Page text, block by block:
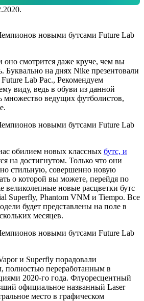
смотрится даже круче, чем вы
Буквально на днях Nike презентовали
Lab Pac., Рекомендуем
виду, ведь в обуви из данной
множество ведущих футболистов,
обилием новых классных бутс, и
на достигнутом. Только что они
стильную, совершенно новую
о которой вы можете, перейдя по
великолепные новые расцветки бутс
Superfly, Phantom VNM и Tiempo. Все
будет представлены на поле в
месяцев.
и Superfly порадовали
переработанным в
2020-го года. Флуоресцентный
официальное названный Laser
место в графическом